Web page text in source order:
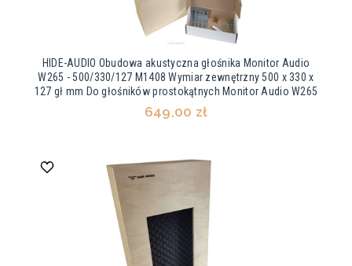
HIDE-AUDIO Obudowa akustyczna głośnika Monitor Audio
W265 - 500/330/127 M1408 Wymiar zewnętrzny 500 x 330 x
127 gł mm Do głośników prostokątnych Monitor Audio W265
649,00 zł